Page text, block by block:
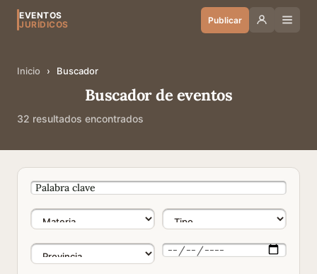
EVENTOS
JURÍDICOS
Publicar
Inicio › Buscador
Buscador de eventos
32 resultados encontrados